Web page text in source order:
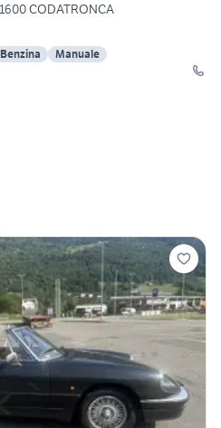
CODATRONCA
Benzina
Manuale